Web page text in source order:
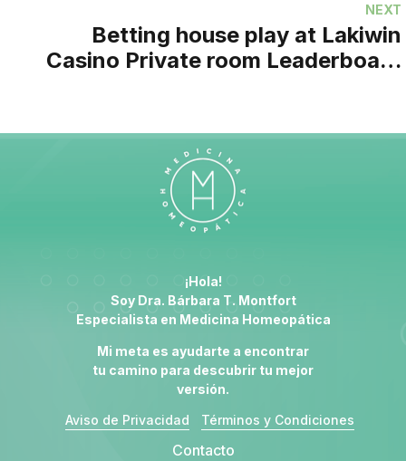
деньгами.
NEXT
Betting house play at Lakiwin
Casino Private room Leaderboard
¡Hola!
Soy Dra. Bárbara T. Montfort
Especialista en Medicina Homeopática
Mi meta es ayudarte a encontrar
tu camino para descubrir tu mejor
versión.
Aviso de Privacidad
Términos y Condiciones
Contacto